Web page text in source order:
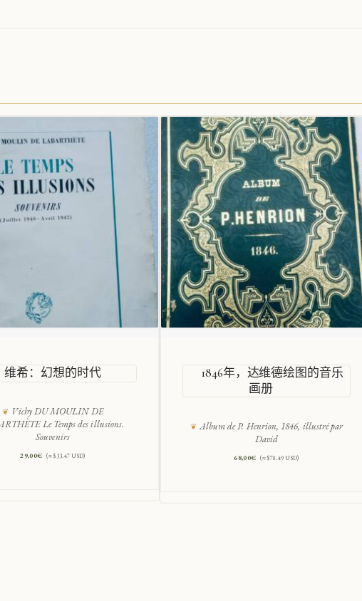
维希：幻想的时代
Vichy DU MOULIN DE
Le Temps des illusions.
Souvenirs
29,00€ (≈ $33.47 USD)
1846年，达维德绘图的音乐
画册
Album de P. Henrion, 1846, illustré par
David
68,00€ (≈ $78.49 USD)